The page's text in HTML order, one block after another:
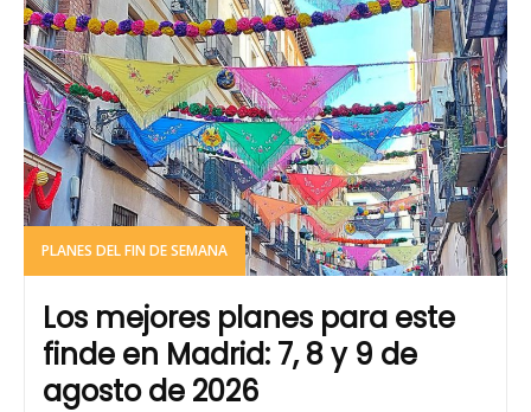
PLANES DEL FIN DE SEMANA
Los mejores planes para este
finde en Madrid: 7, 8 y 9 de
agosto de 2026